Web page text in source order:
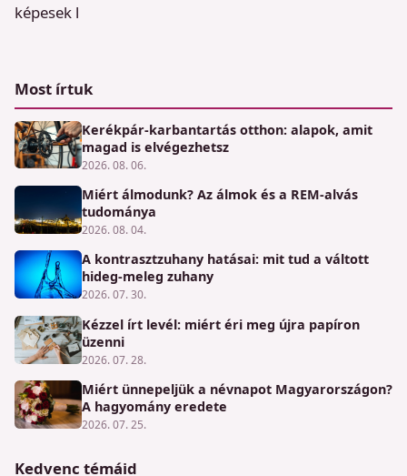
képesek l
Most írtuk
Kerékpár-karbantartás otthon: alapok, amit
magad is elvégezhetsz
2026. 08. 06.
Miért álmodunk? Az álmok és a REM-alvás
tudománya
2026. 08. 04.
A kontrasztzuhany hatásai: mit tud a váltott
hideg-meleg zuhany
2026. 07. 30.
Kézzel írt levél: miért éri meg újra papíron
üzenni
2026. 07. 28.
Miért ünnepeljük a névnapot Magyarországon?
A hagyomány eredete
2026. 07. 25.
Kedvenc témáid